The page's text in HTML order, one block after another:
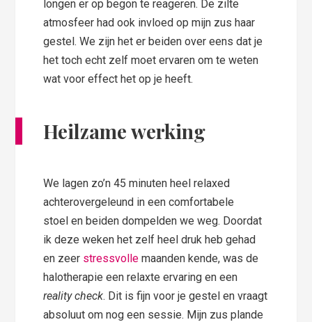
longen er op begon te reageren. De zilte
atmosfeer had ook invloed op mijn zus haar
gestel. We zijn het er beiden over eens dat je
het toch echt zelf moet ervaren om te weten
wat voor effect het op je heeft.
Heilzame werking
We lagen zo’n 45 minuten heel relaxed
achterovergeleund in een comfortabele
stoel en beiden dompelden we weg. Doordat
ik deze weken het zelf heel druk heb gehad
en zeer stressvolle maanden kende, was de
halotherapie een relaxte ervaring en een
reality check. Dit is fijn voor je gestel en vraagt
absoluut om nog een sessie. Mijn zus plande